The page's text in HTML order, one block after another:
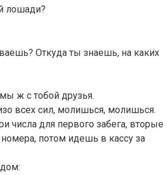
лошади?
Откуда ты знаешь, на каких
ж с тобой друзья.
всех сил, молишься, молишься.
числа для первого забега, вторые
потом идешь в кассу за